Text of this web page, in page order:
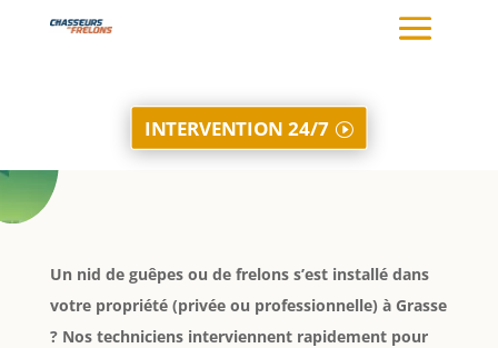
INTERVENTION 24/7
Un nid de guêpes ou de frelons s’est installé dans
votre propriété (privée ou professionnelle) à Grasse
? Nos techniciens interviennent rapidement pour